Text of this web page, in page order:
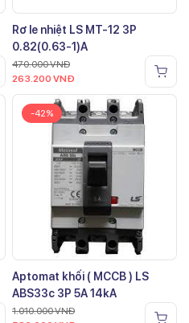
Rơ le nhiệt LS MT-12 3P
0.82(0.63-1)A
470.000VNĐ
263.200 VNĐ
-42%
Aptomat khối ( MCCB ) LS
ABS33c 3P 5A 14kA
1.010.000VNĐ